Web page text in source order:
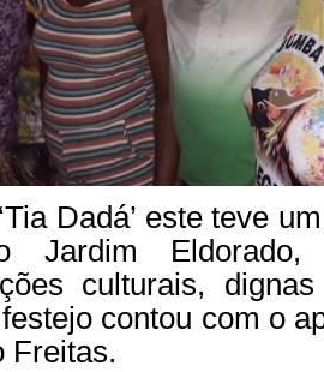
Dadá’ este teve
Jardim Eldorado,
culturais,
contou com o
Freitas.